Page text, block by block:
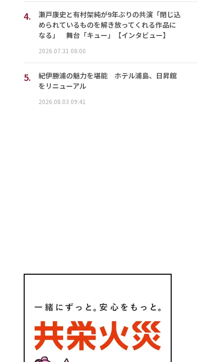
4.
瀬戸康史と有村架純が9年ぶりの共演「閉じ込
められているものを解き放ってくれる作品に
なる」 舞台「キュー」【インタビュー】
2026.07.31 08:00
5.
紀伊勝浦の魅力を堪能 ホテル浦島、日昇館
をリニューアル
2026.08.03 09:41